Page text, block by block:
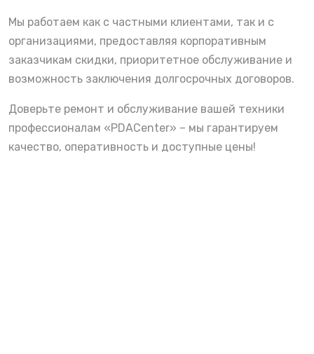
Мы работаем как с частными клиентами, так и с
организациями, предоставляя корпоративным
заказчикам скидки, приоритетное обслуживание и
возможность заключения долгосрочных договоров.
Доверьте ремонт и обслуживание вашей техники
профессионалам «PDACenter» – мы гарантируем
качество, оперативность и доступные цены!